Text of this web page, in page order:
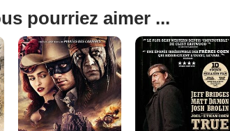
pourriez aimer ...